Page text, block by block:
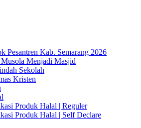
Pesantren Kab. Semarang 2026
Menjadi Masjid
Sekolah
Kristen
Produk Halal | Reguler
Produk Halal | Self Declare